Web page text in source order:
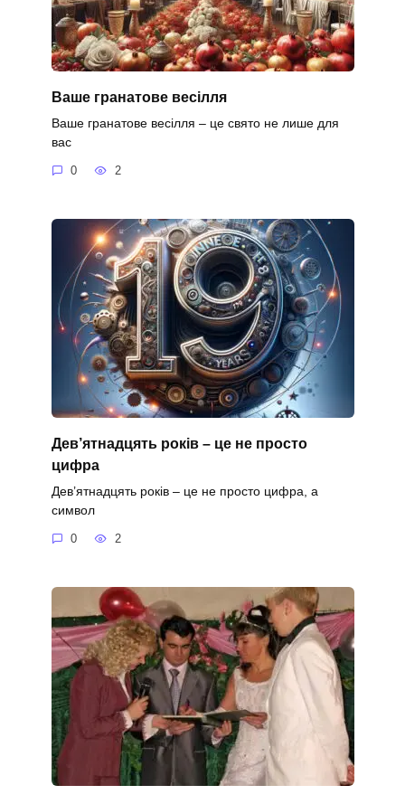
Ваше гранатове весілля
Ваше гранатове весілля – це свято не лише для
вас
0 2
Дев’ятнадцять років – це не просто
цифра
Дев’ятнадцять років – це не просто цифра, а
символ
0 2